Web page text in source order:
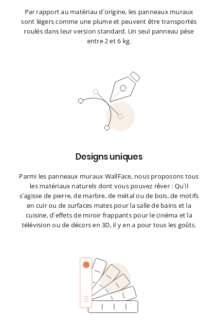
Par rapport au matériau d’origine, les panneaux muraux
sont légers comme une plume et peuvent être transportés
roulés dans leur version standard. Un seul panneau pèse
entre 2 et 6 kg.
Designs uniques
Parmi les panneaux muraux WallFace, nous proposons tous
les matériaux naturels dont vous pouvez rêver : Qu’il
s’agisse de pierre, de marbre, de métal ou de bois, de motifs
en cuir ou de surfaces mates pour la salle de bains et la
cuisine, d’effets de miroir frappants pour le cinéma et la
télévision ou de décors en 3D, il y en a pour tous les goûts.